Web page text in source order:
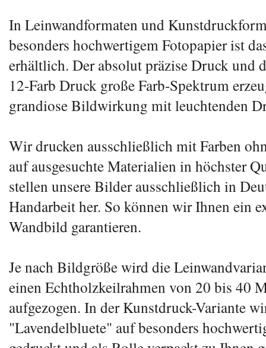
In Leinwandformaten und
besonders hochwertigem Fotopapier ist
erhältlich. Der absolut präzise Druck und
12-Farb Druck große Farb-Spektrum
grandiose Bildwirkung mit leuchtenden
Wir drucken ausschließlich mit Farben
auf ausgesuchte Materialien in höchster
stellen unsere Bilder ausschließlich in
Handarbeit her. So können wir Ihnen ein
Wandbild garantieren.
Je nach Bildgröße wird die
einen Echtholzkeilrahmen von 20 bis 40
aufgezogen. In der Kunstdruck-Variante
"Lavendelbluete" auf besonders